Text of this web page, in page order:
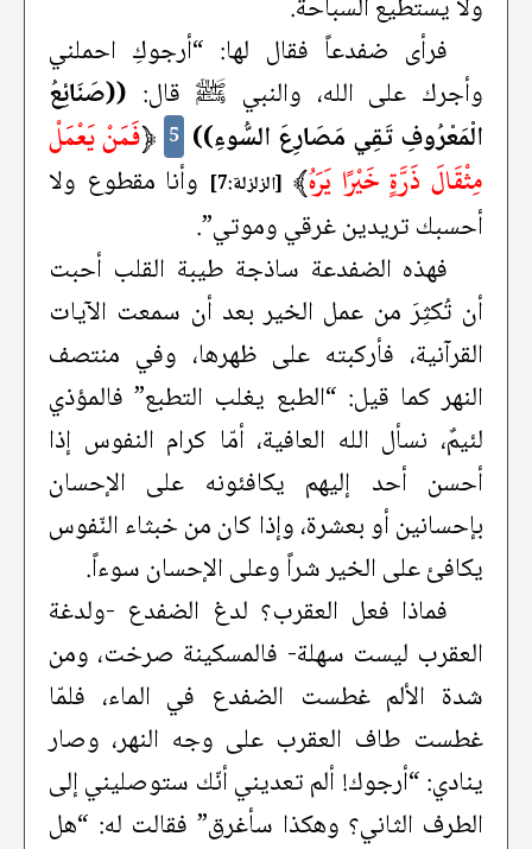
ولا يستطيع السباحة.
فرأى ضفدعاً فقال لها: “أرجوكِ احملني
وأجرك على الله، والنبي ﷺ قال: ((صَنَائِعُ
الْمَعْرُوفِ تَقِي مَصَارِعَ السُّوءِ)) 5 ﴿فَمَنْ يَعْمَلْ
مِثْقَالَ ذَرَّةٍ خَيْرًا يَرَهُ﴾ [الزلزلة:7]
وأنا مقطوع ولا
أحسبك تريدين غرقي وموتي”.
فهذه الضفدعة ساذجة طيبة القلب أحبت
أن تُكثِرَ من عمل الخير بعد أن سمعت الآيات
القرآنية، فأركبته على ظهرها، وفي منتصف
النهر كما قيل: “الطبع يغلب التطبع” فالمؤذي
لئيمٌ، نسأل الله العافية، أمّا كرام النفوس إذا
أحسن أحد إليهم يكافئونه على الإحسان
بإحسانين أو بعشرة، وإذا كان من خبثاء النّفوس
يكافئ على الخير شراً وعلى الإحسان سوءاً.
فماذا فعل العقرب؟ لدغ الضفدع -ولدغة
العقرب ليست سهلة- فالمسكينة صرخت، ومن
شدة الألم غطست الضفدع في الماء، فلمّا
غطست طاف العقرب على وجه النهر، وصار
ينادي: “أرجوك! ألم تعديني أنّك ستوصليني إلى
الطرف الثاني؟ وهكذا سأغرق” فقالت له: “هل